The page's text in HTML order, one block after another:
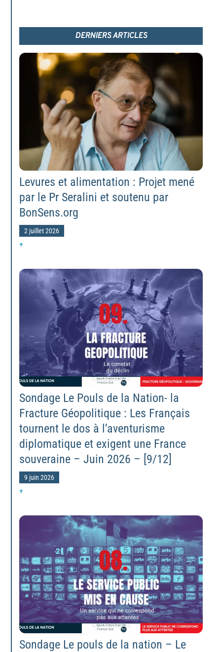
DERNIERS ARTICLES
Levures et alimentation : Projet mené
par le Pr Seralini et soutenu par
BonSens.org
2 juillet 2026
+
Sondage Le Pouls de la Nation- la
Fracture Géopolitique : Les Français
tournent le dos à l’aventurisme
diplomatique et exigent une France
souveraine – Juin 2026 – [9/12]
9 juin 2026
+
Sondage Le pouls de la nation – Le